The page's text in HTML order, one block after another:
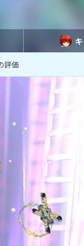
評価